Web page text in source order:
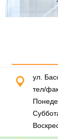
ул.
тел/